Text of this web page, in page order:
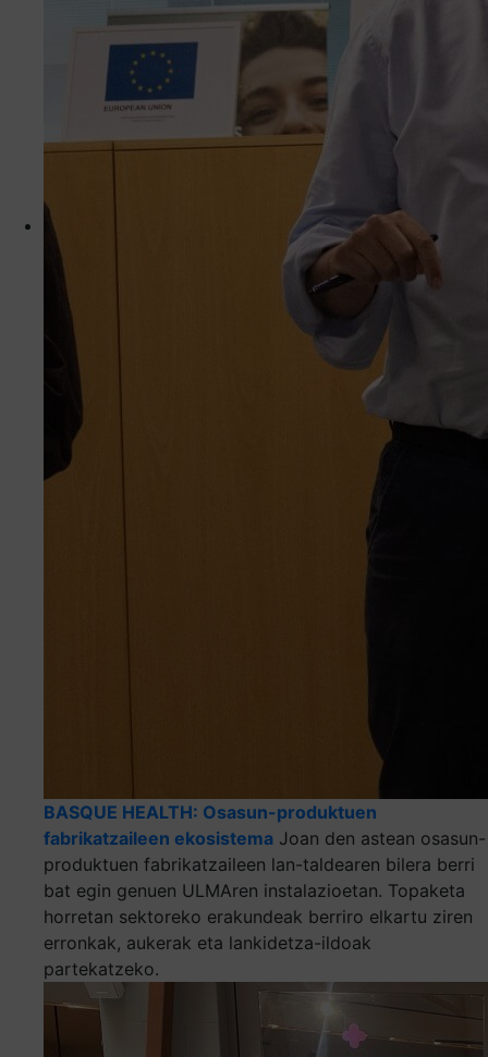
BASQUE HEALTH: Osasun-produktuen
fabrikatzaileen ekosistema Joan den astean osasun-
produktuen fabrikatzaileen lan-taldearen bilera berri
bat egin genuen ULMAren instalazioetan. Topaketa
horretan sektoreko erakundeak berriro elkartu ziren
erronkak, aukerak eta lankidetza-ildoak
partekatzeko.